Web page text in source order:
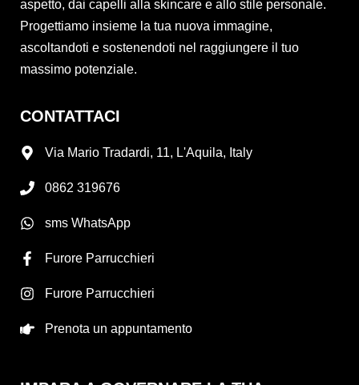
aspetto, dai capelli alla skincare e allo stile personale.
Progettiamo insieme la tua nuova immagine,
ascoltandoti e sostenendoti nel raggiungere il tuo
massimo potenziale.
CONTATTACI
Via Mario Tradardi, 11, L'Aquila, Italy
0862 319676
sms WhatsApp
Furore Parrucchieri
Furore Parrucchieri
Prenota un appuntamento